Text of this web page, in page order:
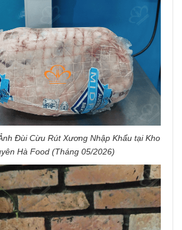
Đùi Cừu Rút Xương Nhập Khẩu tại Kho
Hà Food (Tháng 05/2026)